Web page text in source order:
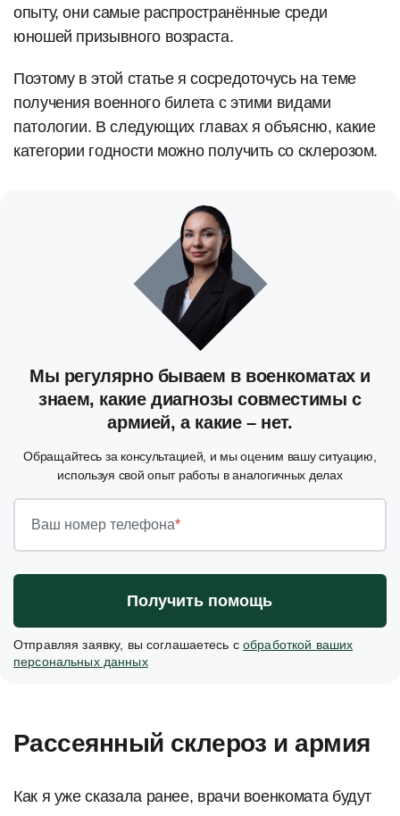
опыту, они самые распространённые среди
юношей призывного возраста.
Поэтому в этой статье я сосредоточусь на теме
получения военного билета с этими видами
патологии. В следующих главах я объясню, какие
категории годности можно получить со склерозом.
Мы регулярно бываем в военкоматах и
знаем, какие диагнозы совместимы с
армией, а какие – нет.
Обращайтесь за консультацией, и мы оценим вашу ситуацию,
используя свой опыт работы в аналогичных делах
Ваш номер телефона*
Получить помощь
Отправляя заявку, вы соглашаетесь собработкой ваших
персональных данных
Рассеянный склероз и армия
Как я уже сказала ранее, врачи военкомата будут